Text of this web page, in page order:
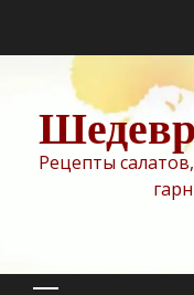
содержимому
Рецепты